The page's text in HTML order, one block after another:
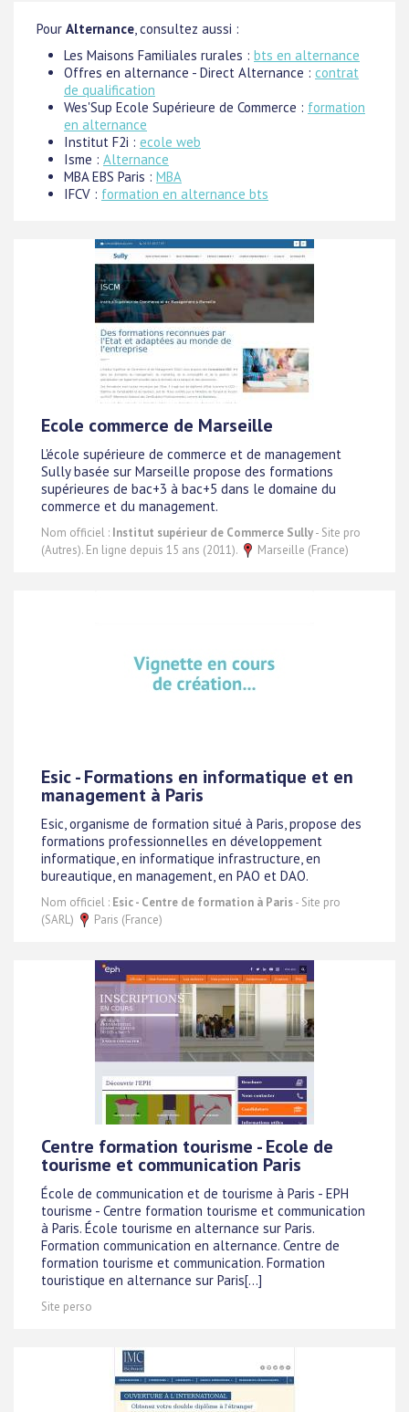
Pour Alternance , consultez aussi :
Les Maisons Familiales rurales : bts en alternance
Offres en alternance - Direct Alternance : contrat
de qualification
Wes'Sup Ecole Supérieure de Commerce : formation
en alternance
Institut F2i : ecole web
Isme : Alternance
MBA EBS Paris : MBA
IFCV : formation en alternance bts
Ecole commerce de Marseille
L'école supérieure de commerce et de management
Sully basée sur Marseille propose des formations
supérieures de bac+3 à bac+5 dans le domaine du
commerce et du management.
Nom officiel : Institut supérieur de Commerce Sully- Site pro
(Autres). En ligne depuis 15 ans (2011).
Marseille (France)
Esic - Formations en informatique et en
management à Paris
Esic, organisme de formation situé à Paris, propose des
formations professionnelles en développement
informatique, en informatique infrastructure, en
bureautique, en management, en PAO et DAO.
Nom officiel : Esic - Centre de formation à Paris- Site pro
(SARL)
Paris (France)
Centre formation tourisme - Ecole de
tourisme et communication Paris
École de communication et de tourisme à Paris - EPH
tourisme - Centre formation tourisme et communication
à Paris. École tourisme en alternance sur Paris.
Formation communication en alternance. Centre de
formation tourisme et communication. Formation
touristique en alternance sur Paris[...]
Site perso